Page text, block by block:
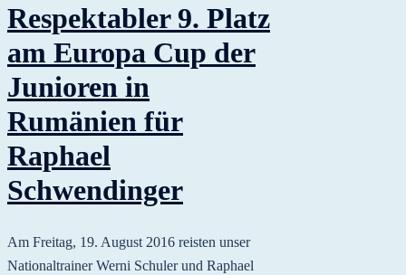
Respektabler 9. Platz
am Europa Cup der
Junioren in
Rumänien für
Raphael
Schwendinger
Am Freitag, 19. August 2016 reisten unser
Nationaltrainer Werni Schuler und Raphael